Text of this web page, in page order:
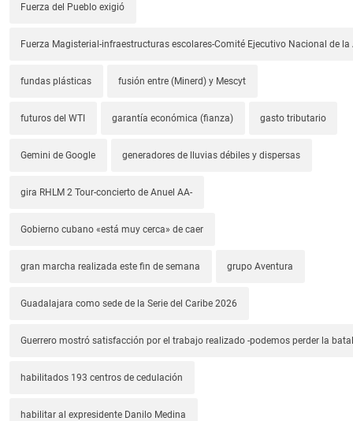
Fuerza del Pueblo exigió
Fuerza Magisterial-infraestructuras escolares-Comité Ejecutivo Nacional de la
fundas plásticas fusión entre (Minerd) y Mescyt
futuros del WTI garantía económica (fianza) gasto tributario
Gemini de Google generadores de lluvias débiles y dispersas
gira RHLM 2 Tour-concierto de Anuel AA-
Gobierno cubano «está muy cerca» de caer
gran marcha realizada este fin de semana grupo Aventura
Guadalajara como sede de la Serie del Caribe 2026
Guerrero mostró satisfacción por el trabajo realizado -podemos perder la
habilitados 193 centros de cedulación
habilitar al expresidente Danilo Medina